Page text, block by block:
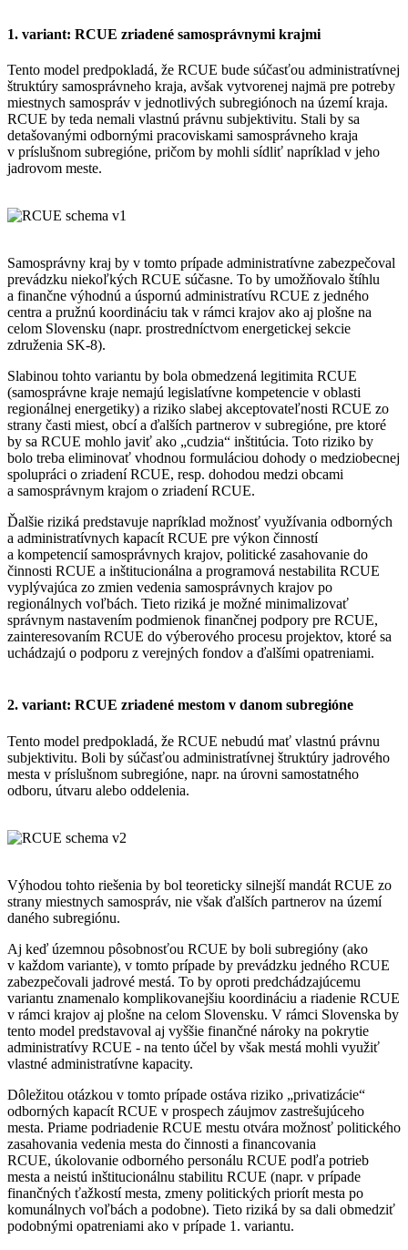
1. variant: RCUE zriadené samosprávnymi krajmi
Tento model predpokladá, že RCUE bude súčasťou administratívnej
štruktúry samosprávneho kraja, avšak vytvorenej najmä pre potreby
miestnych samospráv v jednotlivých subregiónoch na území kraja.
RCUE by teda nemali vlastnú právnu subjektivitu. Stali by sa
detašovanými odbornými pracoviskami samosprávneho kraja
v príslušnom subregióne, pričom by mohli sídliť napríklad v jeho
jadrovom meste.
Samosprávny kraj by v tomto prípade administratívne zabezpečoval
prevádzku niekoľkých RCUE súčasne. To by umožňovalo štíhlu
a finančne výhodnú a úspornú administratívu RCUE z jedného
centra a pružnú koordináciu tak v rámci krajov ako aj plošne na
celom Slovensku (napr. prostredníctvom energetickej sekcie
združenia SK-8).
Slabinou tohto variantu by bola obmedzená legitimita RCUE
(samosprávne kraje nemajú legislatívne kompetencie v oblasti
regionálnej energetiky) a riziko slabej akceptovateľnosti RCUE zo
strany časti miest, obcí a ďalších partnerov v subregióne, pre ktoré
by sa RCUE mohlo javiť ako „cudzia“ inštitúcia. Toto riziko by
bolo treba eliminovať vhodnou formuláciou dohody o medziobecnej
spolupráci o zriadení RCUE, resp. dohodou medzi obcami
a samosprávnym krajom o zriadení RCUE.
Ďalšie riziká predstavuje napríklad možnosť využívania odborných
a administratívnych kapacít RCUE pre výkon činností
a kompetencií samosprávnych krajov, politické zasahovanie do
činnosti RCUE a inštitucionálna a programová nestabilita RCUE
vyplývajúca zo zmien vedenia samosprávnych krajov po
regionálnych voľbách. Tieto riziká je možné minimalizovať
správnym nastavením podmienok finančnej podpory pre RCUE,
zainteresovaním RCUE do výberového procesu projektov, ktoré sa
uchádzajú o podporu z verejných fondov a ďalšími opatreniami.
2. variant: RCUE zriadené mestom v danom subregióne
Tento model predpokladá, že RCUE nebudú mať vlastnú právnu
subjektivitu. Boli by súčasťou administratívnej štruktúry jadrového
mesta v príslušnom subregióne, napr. na úrovni samostatného
odboru, útvaru alebo oddelenia.
Výhodou tohto riešenia by bol teoreticky silnejší mandát RCUE zo
strany miestnych samospráv, nie však ďalších partnerov na území
daného subregiónu.
Aj keď územnou pôsobnosťou RCUE by boli subregióny (ako
v každom variante), v tomto prípade by prevádzku jedného RCUE
zabezpečovali jadrové mestá. To by oproti predchádzajúcemu
variantu znamenalo komplikovanejšiu koordináciu a riadenie RCUE
v rámci krajov aj plošne na celom Slovensku. V rámci Slovenska by
tento model predstavoval aj vyššie finančné nároky na pokrytie
administratívy RCUE - na tento účel by však mestá mohli využiť
vlastné administratívne kapacity.
Dôležitou otázkou v tomto prípade ostáva riziko „privatizácie“
odborných kapacít RCUE v prospech záujmov zastrešujúceho
mesta. Priame podriadenie RCUE mestu otvára možnosť politického
zasahovania vedenia mesta do činnosti a financovania
RCUE, úkolovanie odborného personálu RCUE podľa potrieb
mesta a neistú inštitucionálnu stabilitu RCUE (napr. v prípade
finančných ťažkostí mesta, zmeny politických priorít mesta po
komunálnych voľbách a podobne). Tieto riziká by sa dali obmedziť
podobnými opatreniami ako v prípade 1. variantu.